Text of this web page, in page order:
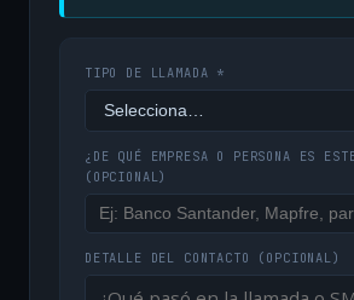
TIPO DE LLAMADA *
¿DE QUÉ EMPRESA O PERSONA ES
(OPCIONAL)
DETALLE DEL CONTACTO (OPCIONAL)